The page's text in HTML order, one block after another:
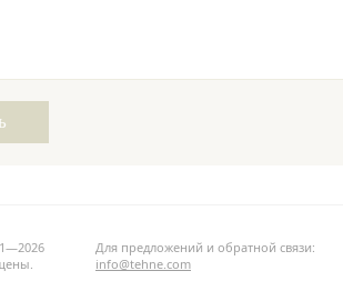
Для предложений и обратной связи:
info@tehne.com